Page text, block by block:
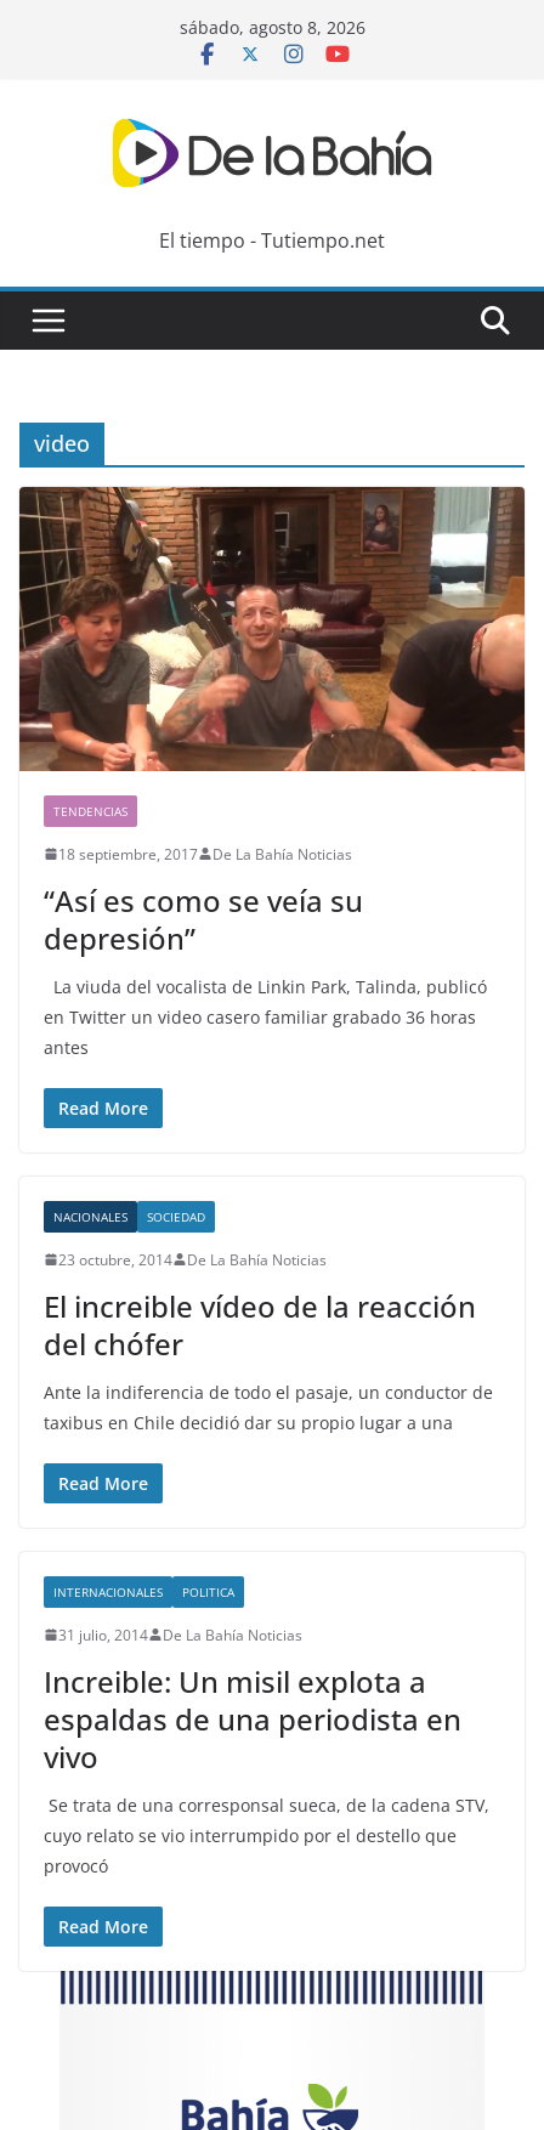
sábado, agosto 8, 2026
El tiempo - Tutiempo.net
video
TENDENCIAS
18 septiembre, 2017 De La Bahía Noticias
“Así es como se veía su
depresión”
La viuda del vocalista de Linkin Park, Talinda, publicó
en Twitter un video casero familiar grabado 36 horas
antes
Read More
NACIONALES SOCIEDAD
23 octubre, 2014 De La Bahía Noticias
El increible vídeo de la reacción
del chófer
Ante la indiferencia de todo el pasaje, un conductor de
taxibus en Chile decidió dar su propio lugar a una
Read More
INTERNACIONALES POLITICA
31 julio, 2014 De La Bahía Noticias
Increible: Un misil explota a
espaldas de una periodista en
vivo
Se trata de una corresponsal sueca, de la cadena STV,
cuyo relato se vio interrumpido por el destello que
provocó
Read More